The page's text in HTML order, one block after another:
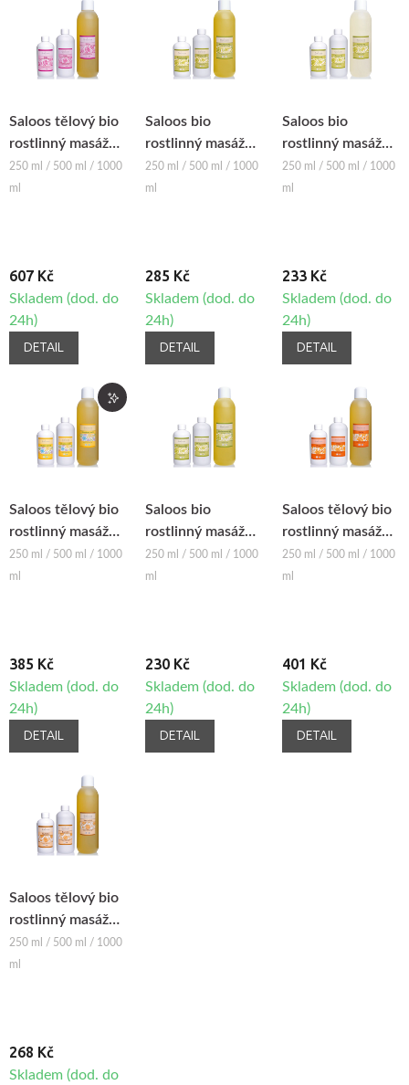
Saloos tělový bio
rostlinný masážní
olej RŮŽE
250 ml / 500 ml / 1000
ml
607 Kč
Skladem (dod. do
24h)
DETAIL
Saloos bio
rostlinný masážní
olej -
MERUŇKOVÝ
250 ml / 500 ml / 1000
ml
285 Kč
Skladem (dod. do
24h)
DETAIL
Saloos bio
rostlinný masážní
olej - RICINOVÝ
250 ml / 500 ml / 1000
ml
233 Kč
Skladem (dod. do
24h)
DETAIL
Saloos tělový bio
rostlinný masážní
olej DEVĚT
KVĚTIN
250 ml / 500 ml / 1000
ml
385 Kč
Skladem (dod. do
24h)
DETAIL
Saloos bio
rostlinný masážní
olej - SEZAMOVÝ
250 ml / 500 ml / 1000
ml
230 Kč
Skladem (dod. do
24h)
DETAIL
Saloos tělový bio
rostlinný masážní
olej RELAX
250 ml / 500 ml / 1000
ml
401 Kč
Skladem (dod. do
24h)
DETAIL
Saloos tělový bio
rostlinný masážní
olej NEUTRÁLNÍ
250 ml / 500 ml / 1000
ml
268 Kč
Skladem (dod. do